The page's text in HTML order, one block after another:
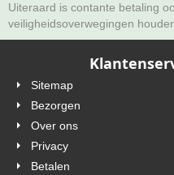
Uiteraard is contante betaling
veiligheidsoverwegingen
Sitemap
Bezorgen
Over ons
Privacy
Betalen